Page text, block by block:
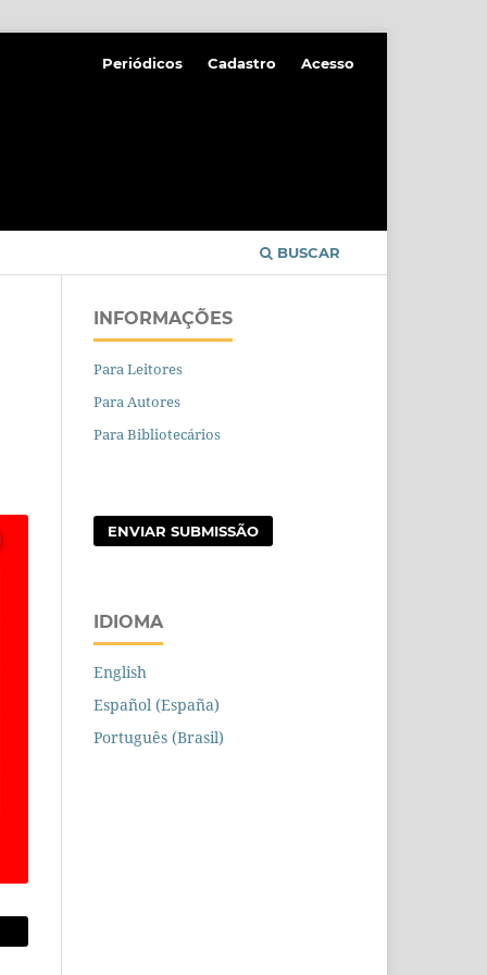
BUSCAR
Periódicos Cadastro Acesso
INFORMAÇÕES
Para Leitores
Para Autores
Para Bibliotecários
ENVIAR SUBMISSÃO
IDIOMA
English
Español (España)
Português (Brasil)